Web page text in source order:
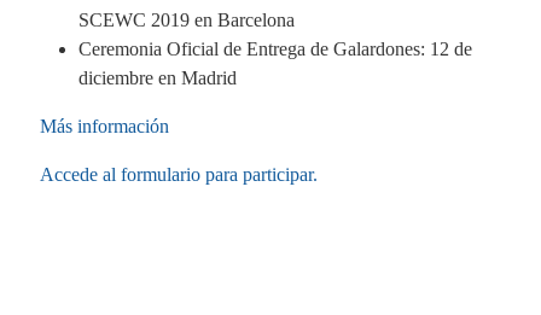
SCEWC 2019 en Barcelona
Ceremonia Oficial de Entrega de Galardones: 12 de
diciembre en Madrid
Más información
Accede al formulario para participar.